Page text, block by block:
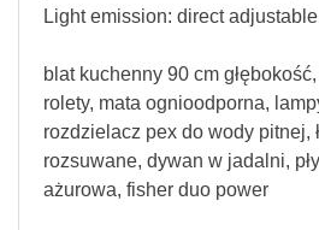
Light emission: direct
blat kuchenny 90 cm
rolety, mata ognioodporna,
rozdzielacz pex do wody pitnej,
rozsuwane, dywan w jadalni,
ażurowa, fisher duo power